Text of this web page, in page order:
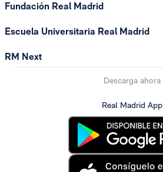
Fundación Real Madrid
Escuela Universitaria Real Madrid
RM Next
Descarga ahora
Real Madrid App